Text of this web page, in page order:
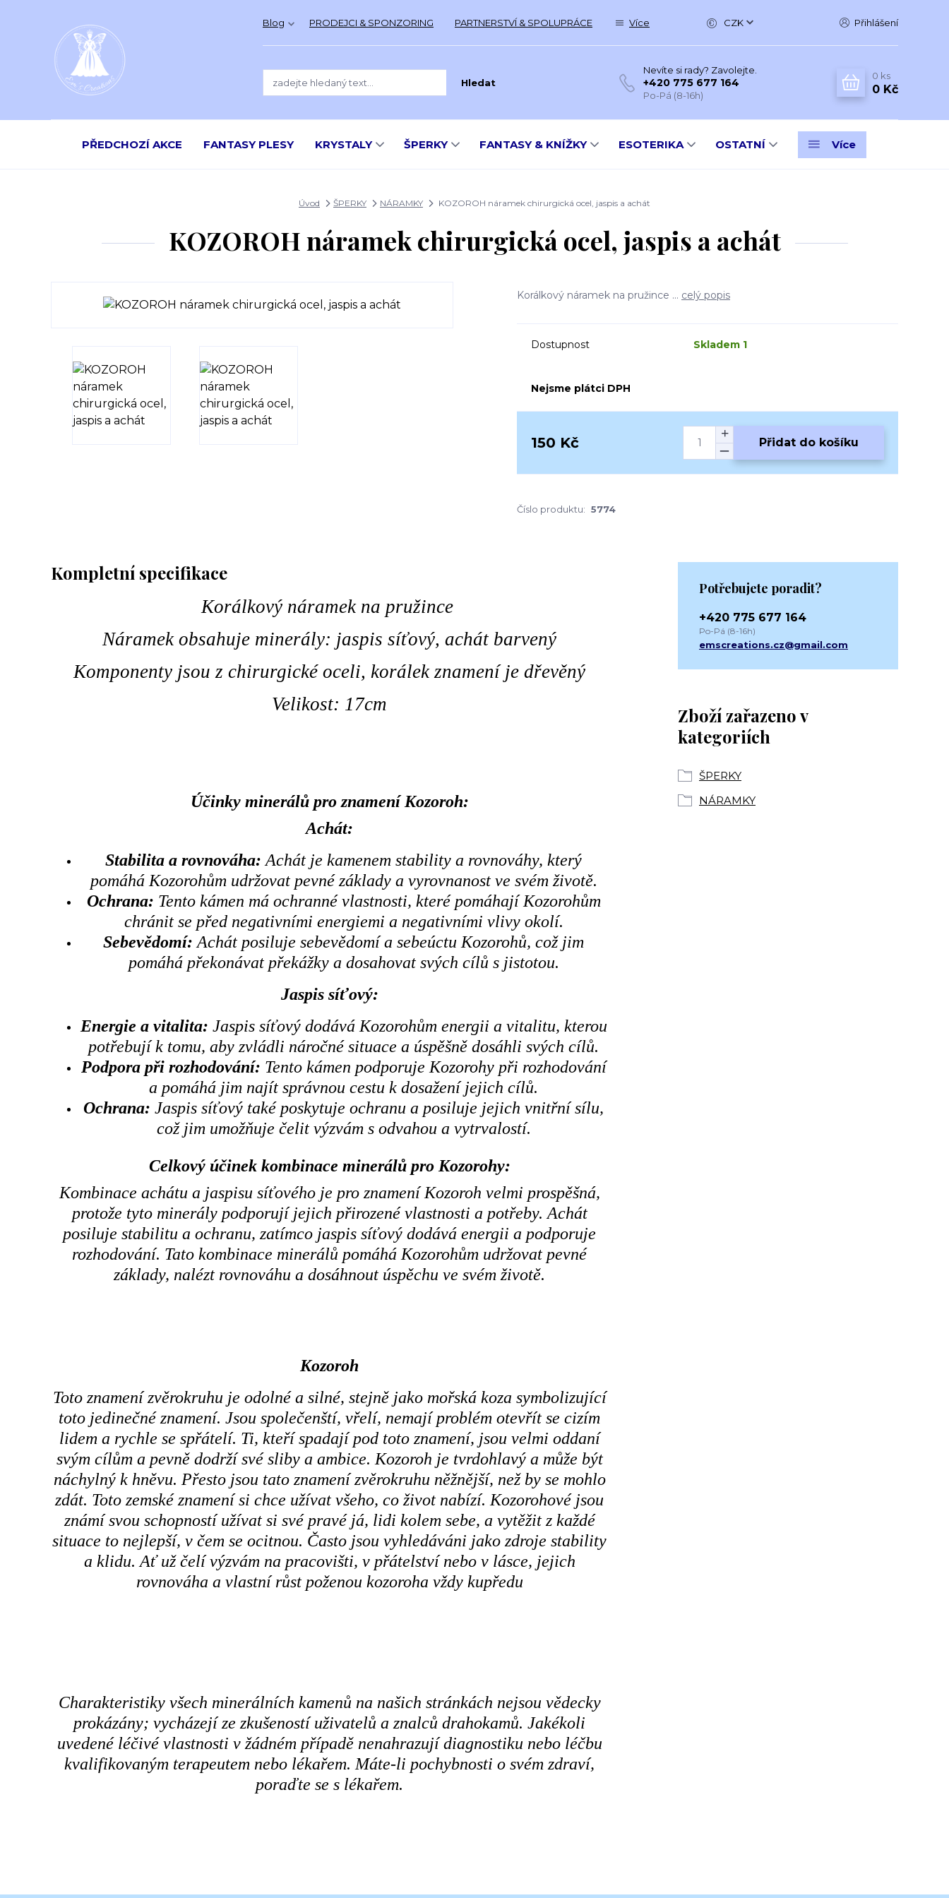
Blog PRODEJCI & SPONZORING PARTNERSTVÍ & SPOLUPRÁCE Více CZK Přihlášení
Hledat
Nevíte si rady? Zavolejte.
+420 775 677 164
Po-Pá (8-16h)
0 ks
0 Kč
PŘEDCHOZÍ AKCE FANTASY PLESY KRYSTALY ŠPERKY FANTASY & KNÍŽKY ESOTERIKA OSTATNÍ Více
Úvod ŠPERKY NÁRAMKY KOZOROH náramek chirurgická ocel, jaspis a achát
KOZOROH náramek chirurgická ocel, jaspis a achát
Korálkový náramek na pružince ... celý popis
Dostupnost Skladem 1
Nejsme plátci DPH
150 Kč Přidat do košíku
Číslo produktu: 5774
Kompletní specifikace
Korálkový náramek na pružince
Náramek obsahuje minerály: jaspis síťový, achát barvený
Komponenty jsou z chirurgické oceli, korálek znamení je dřevěný
Velikost: 17cm
Účinky minerálů pro znamení Kozoroh:
Achát:
Stabilita a rovnováha: Achát je kamenem stability a rovnováhy, který
pomáhá Kozorohům udržovat pevné základy a vyrovnanost ve svém životě.
Ochrana: Tento kámen má ochranné vlastnosti, které pomáhají Kozorohům
chránit se před negativními energiemi a negativními vlivy okolí.
Sebevědomí: Achát posiluje sebevědomí a sebeúctu Kozorohů, což jim
pomáhá překonávat překážky a dosahovat svých cílů s jistotou.
Jaspis síťový:
Energie a vitalita: Jaspis síťový dodává Kozorohům energii a vitalitu, kterou
potřebují k tomu, aby zvládli náročné situace a úspěšně dosáhli svých cílů.
Podpora při rozhodování: Tento kámen podporuje Kozorohy při rozhodování
a pomáhá jim najít správnou cestu k dosažení jejich cílů.
Ochrana: Jaspis síťový také poskytuje ochranu a posiluje jejich vnitřní sílu,
což jim umožňuje čelit výzvám s odvahou a vytrvalostí.
Celkový účinek kombinace minerálů pro Kozorohy:
Kombinace achátu a jaspisu síťového je pro znamení Kozoroh velmi prospěšná,
protože tyto minerály podporují jejich přirozené vlastnosti a potřeby. Achát
posiluje stabilitu a ochranu, zatímco jaspis síťový dodává energii a podporuje
rozhodování. Tato kombinace minerálů pomáhá Kozorohům udržovat pevné
základy, nalézt rovnováhu a dosáhnout úspěchu ve svém životě.
Kozoroh
Toto znamení zvěrokruhu je odolné a silné, stejně jako mořská koza symbolizující
toto jedinečné znamení. Jsou společenští, vřelí, nemají problém otevřít se cizím
lidem a rychle se spřátelí. Ti, kteří spadají pod toto znamení, jsou velmi oddaní
svým cílům a pevně dodrží své sliby a ambice. Kozoroh je tvrdohlavý a může být
náchylný k hněvu. Přesto jsou tato znamení zvěrokruhu něžnější, než by se mohlo
zdát. Toto zemské znamení si chce užívat všeho, co život nabízí. Kozorohové jsou
známí svou schopností užívat si své pravé já, lidi kolem sebe, a vytěžit z každé
situace to nejlepší, v čem se ocitnou. Často jsou vyhledáváni jako zdroje stability
a klidu. Ať už čelí výzvám na pracovišti, v přátelství nebo v lásce, jejich
rovnováha a vlastní růst poženou kozoroha vždy kupředu
Charakteristiky všech minerálních kamenů na našich stránkách nejsou vědecky
prokázány; vycházejí ze zkušeností uživatelů a znalců drahokamů. Jakékoli
uvedené léčivé vlastnosti v žádném případě nenahrazují diagnostiku nebo léčbu
kvalifikovaným terapeutem nebo lékařem. Máte-li pochybnosti o svém zdraví,
poraďte se s lékařem.
Zboží zařazeno v
kategoriích
ŠPERKY
NÁRAMKY
Potřebujete poradit?
+420 775 677 164
Po-Pá (8-16h)
emscreations.cz@gmail.com